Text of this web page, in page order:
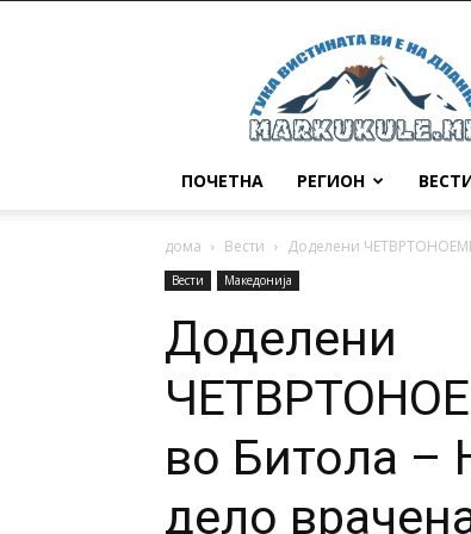
Маркукуле
ПОЧЕТНА РЕГИОН
дома Вести Доделени
Вести Македонија
Доделени
во Битола –
дело